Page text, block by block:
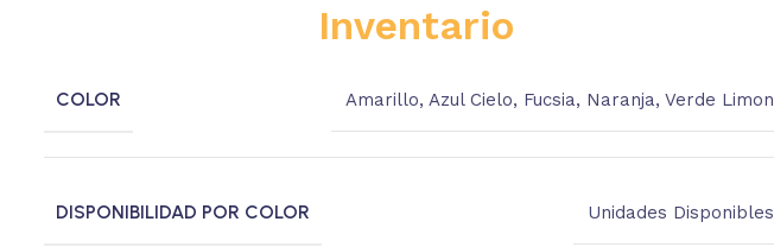
Inventario
COLOR Amarillo, Azul Cielo, Fucsia, Naranja, Verde Limon
DISPONIBILIDAD POR COLOR Unidades Disponibles